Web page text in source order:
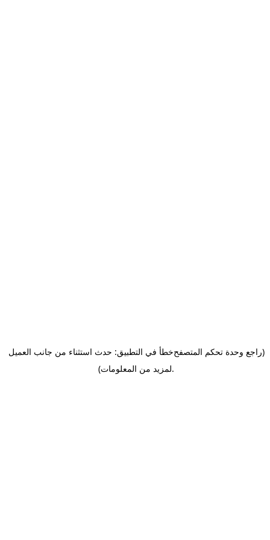
خطأ في التطبيق: حدث استثناء من جانب العميل(راجع وحدة تحكم المتصفح
لمزيد من المعلومات).